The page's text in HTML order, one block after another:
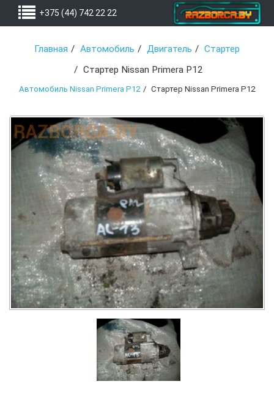
+375 (44) 742 22 22
Главная Автомобиль Двигатель
Стартер
Стартер Nissan Primera P12
Автомобиль Nissan Primera P12 Стартер Nissan Primera P12